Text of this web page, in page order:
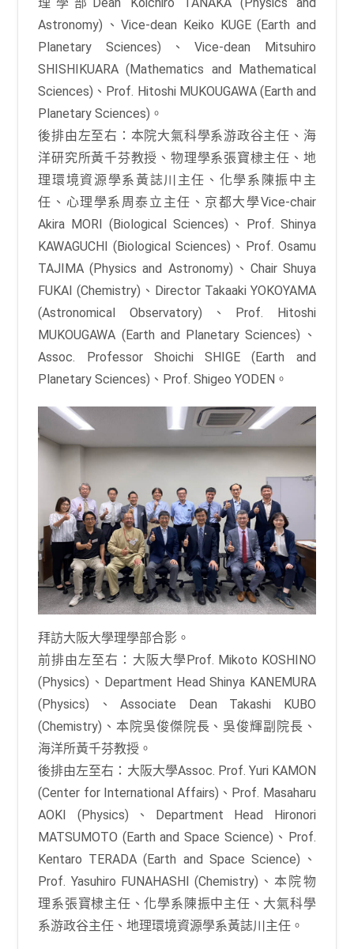
Astronomy)、Vice-dean Keiko KUGE (Earth and
Planetary Sciences)、Vice-dean Mitsuhiro
SHISHIKUARA (Mathematics and Mathematical
Sciences)、Prof. Hitoshi MUKOUGAWA (Earth and
Planetary Sciences)。
後排由左至右：本院大氣科學系游政谷主任、海
洋研究所黃千芬教授、物理學系張寶棣主任、地
理環境資源學系黃誌川主任、化學系陳振中主
任、心理學系周泰立主任、京都大學Vice-chair
Akira MORI (Biological Sciences)、Prof. Shinya
KAWAGUCHI (Biological Sciences)、Prof. Osamu
TAJIMA (Physics and Astronomy)、Chair Shuya
FUKAI (Chemistry)、Director Takaaki YOKOYAMA
(Astronomical Observatory)、Prof. Hitoshi
MUKOUGAWA (Earth and Planetary Sciences)、
Assoc. Professor Shoichi SHIGE (Earth and
Planetary Sciences)、Prof. Shigeo YODEN。
拜訪大阪大學理學部合影。
前排由左至右：大阪大學Prof. Mikoto KOSHINO
(Physics)、Department Head Shinya KANEMURA
(Physics)、Associate Dean Takashi KUBO
(Chemistry)、本院吳俊傑院長、吳俊輝副院長、
海洋所黃千芬教授。
後排由左至右：大阪大學Assoc. Prof. Yuri KAMON
(Center for International Affairs)、Prof. Masaharu
AOKI (Physics)、Department Head Hironori
MATSUMOTO (Earth and Space Science)、Prof.
Kentaro TERADA (Earth and Space Science)、
Prof. Yasuhiro FUNAHASHI (Chemistry)、本院物
理系張寶棣主任、化學系陳振中主任、大氣科學
系游政谷主任、地理環境資源學系黃誌川主任。